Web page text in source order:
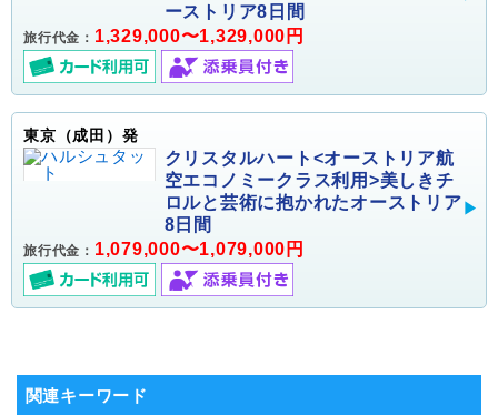
ーストリア8日間
旅行代金： 1,329,000〜1,329,000円
東京（成田）発
クリスタルハート<オーストリア航
空エコノミークラス利用>美しきチ
ロルと芸術に抱かれたオーストリア
8日間
旅行代金： 1,079,000〜1,079,000円
関連キーワード